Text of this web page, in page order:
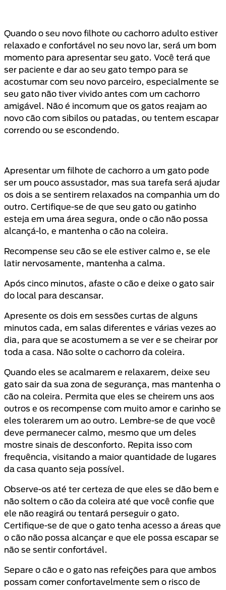
Quando o seu novo filhote ou cachorro adulto estiver
relaxado e confortável no seu novo lar, será um bom
momento para apresentar seu gato. Você terá que
ser paciente e dar ao seu gato tempo para se
acostumar com seu novo parceiro, especialmente se
seu gato não tiver vivido antes com um cachorro
amigável. Não é incomum que os gatos reajam ao
novo cão com sibilos ou patadas, ou tentem escapar
correndo ou se escondendo.
Apresentar um filhote de cachorro a um gato pode
ser um pouco assustador, mas sua tarefa será ajudar
os dois a se sentirem relaxados na companhia um do
outro. Certifique-se de que seu gato ou gatinho
esteja em uma área segura, onde o cão não possa
alcançá-lo, e mantenha o cão na coleira.
Recompense seu cão se ele estiver calmo e, se ele
latir nervosamente, mantenha a calma.
Após cinco minutos, afaste o cão e deixe o gato sair
do local para descansar.
Apresente os dois em sessões curtas de alguns
minutos cada, em salas diferentes e várias vezes ao
dia, para que se acostumem a se ver e se cheirar por
toda a casa. Não solte o cachorro da coleira.
Quando eles se acalmarem e relaxarem, deixe seu
gato sair da sua zona de segurança, mas mantenha o
cão na coleira. Permita que eles se cheirem uns aos
outros e os recompense com muito amor e carinho se
eles tolerarem um ao outro. Lembre-se de que você
deve permanecer calmo, mesmo que um deles
mostre sinais de desconforto. Repita isso com
frequência, visitando a maior quantidade de lugares
da casa quanto seja possível.
Observe-os até ter certeza de que eles se dão bem e
não soltem o cão da coleira até que você confie que
ele não reagirá ou tentará perseguir o gato.
Certifique-se de que o gato tenha acesso a áreas que
o cão não possa alcançar e que ele possa escapar se
não se sentir confortável.
Separe o cão e o gato nas refeições para que ambos
possam comer confortavelmente sem o risco de